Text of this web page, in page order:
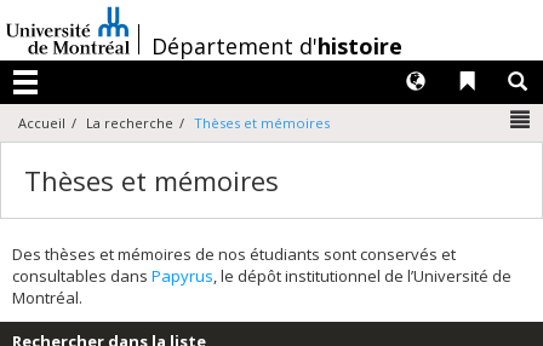
au
contenu
/Département d'histoire
Menu
Liens
Langues
Accueil La recherche Thèses et mémoires
Thèses et mémoires
Des thèses et mémoires de nos étudiants sont conservés et
consultables dans Papyrus, le dépôt institutionnel de l’Université de
Montréal.
Rechercher dans la liste